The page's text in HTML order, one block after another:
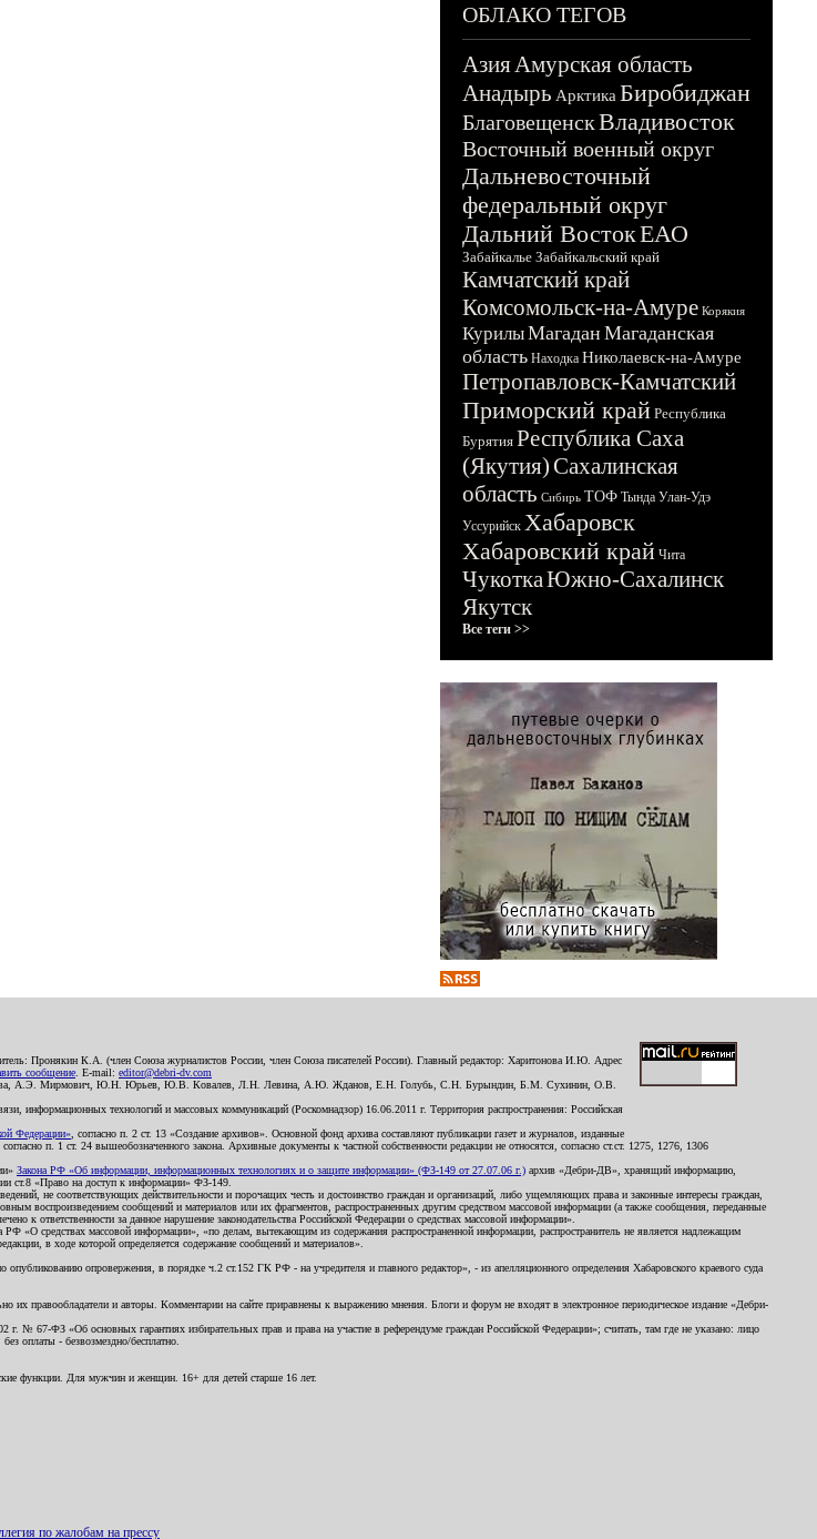
ОБЛАКО ТЕГОВ
АзияАмурская область
Анадырь Арктика Биробиджан
БлаговещенскВладивосток
Восточный военный округ
Дальневосточный
федеральный округ
Дальний ВостокЕАО
Забайкалье Забайкальский край
Камчатский край
Комсомольск-на-Амуре Корякия
КурилыМагадан Магаданская
область Находка Николаевск-на-Амуре
Петропавловск-Камчатский
Приморский край Республика
Бурятия Республика Саха
(Якутия)Сахалинская
область Сибирь ТОФ Тында Улан-Удэ
Уссурийск Хабаровск
Хабаровский край Чита
ЧукоткаЮжно-Сахалинск
Якутск
Все теги >>
Пронякин К.А. (член Союза журналистов России, член Союза писателей России). Главный редактор: Харитонова И.Ю. Адрес
сообщение . E-mail: editor@debri-dv.com
А.Э. Мирмович, Ю.Н. Юрьев, Ю.В. Ковалев, Л.Н. Левина, А.Ю. Жданов, Е.Н. Голубь, С.Н. Бурындин, Б.М. Сухинин, О.В.
информационных технологий и массовых коммуникаций (Роскомнадзор) 16.06.2011 г. Территория распространения: Российская
Федерации» , согласно п. 2 ст. 13 «Создание архивов». Основной фонд архива составляют публикации газет и журналов, изданные
п. 1 ст. 24 вышеобозначенного закона. Архивные документы к частной собственности редакции не относятся, согласно ст.ст. 1275, 1276, 1306
Закона РФ «Об информации, информационных технологиях и о защите информации» (ФЗ-149 от 27.07.06 г.) архив «Дебри-ДВ», хранящий информацию,
ст.8 «Право на доступ к информации» ФЗ-149.
не соответствующих действительности и порочащих честь и достоинство граждан и организаций, либо ущемляющих права и законные интересы граждан,
воспроизведением сообщений и материалов или их фрагментов, распространенных другим средством массовой информации (а также сообщения, переданные
к ответственности за данное нарушение законодательства Российской Федерации о средствах массовой информации».
средствах массовой информации», «по делам, вытекающим из содержания распространенной информации, распространитель не является надлежащим
в ходе которой определяется содержание сообщений и материалов».
опровержения, в порядке ч.2 ст.152 ГК РФ - на учредителя и главного редактор», - из апелляционного определения Хабаровского краевого суда
их правообладатели и авторы. Комментарии на сайте приравнены к выражению мнения. Блоги и форум не входят в электронное периодическое издание «Дебри-
№ 67-ФЗ «Об основных гарантиях избирательных прав и права на участие в референдуме граждан Российской Федерации»; считать, там где не указано: лицо
оплаты - безвозмездно/бесплатно.
функции. Для мужчин и женщин. 16+ для детей старше 16 лет.